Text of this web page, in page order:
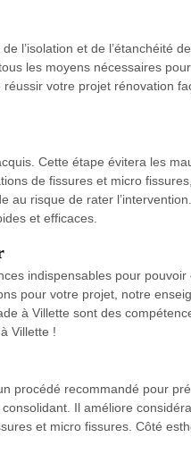
l’isolation et de l’étanchéité
les moyens nécessaires
votre projet rénovation
Cette étape évitera les
de fissures et micro
risque de rater
et efficaces.
indispensables pour
pour votre projet, notre
à Villette sont des
Villette !
procédé recommandé pour
Il améliore
et micro fissures. Côté